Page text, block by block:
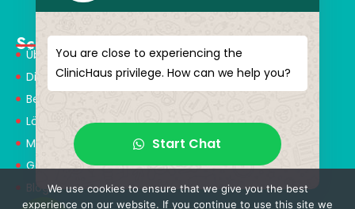
Schnellmenü
Über Uns
Dienstleistungen
Behandlungen
Lösungspartner
Medical Consultants
Gesundheitstourismus
Blog
You are close to experiencing the
ClinicHaus privilege. How can we help you?
Start Chat
We use cookies to ensure that we give you the best
experience on our website. If you continue to use this site we